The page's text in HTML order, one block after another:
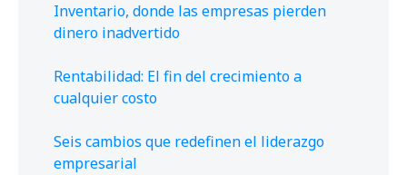
Inventario, donde las empresas pierden
dinero inadvertido
Rentabilidad: El fin del crecimiento a
cualquier costo
Seis cambios que redefinen el liderazgo
empresarial